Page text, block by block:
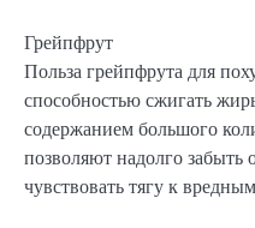
Грейпфрут
Польза грейпфрута для
способностью сжигать
содержанием большого
позволяют надолго забыть
чувствовать тягу к